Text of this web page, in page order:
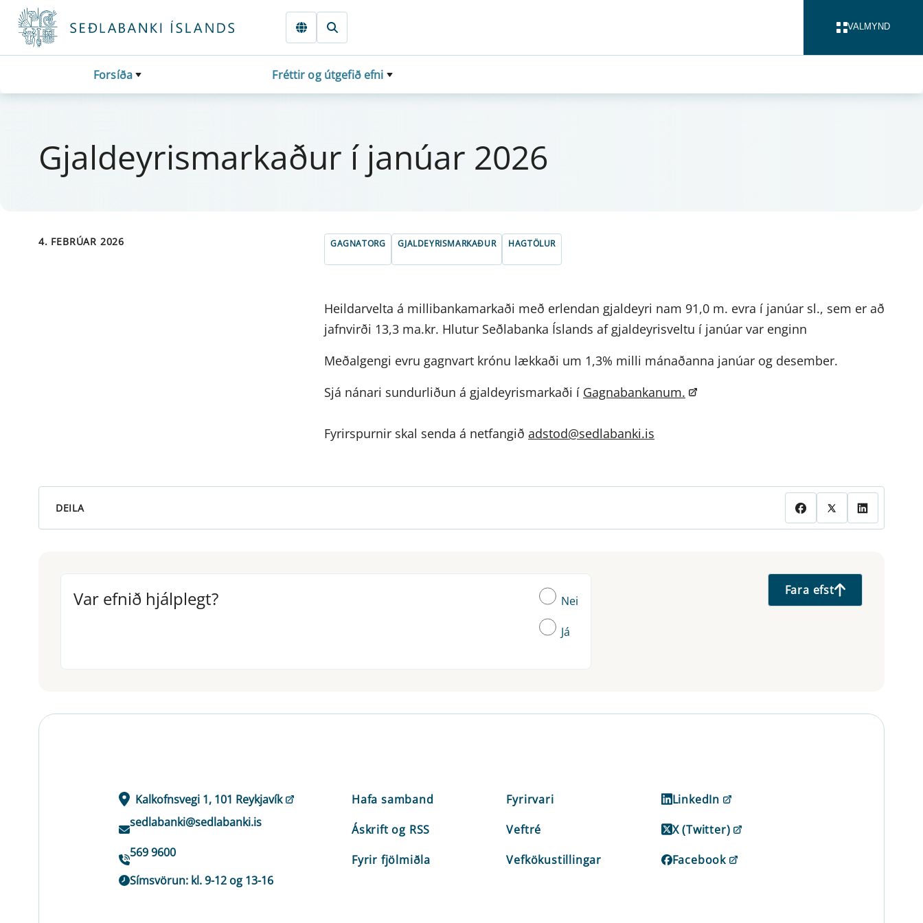
Fara beint í Meginmál
VALMYND
Forsíða Fréttir og útgefið efni
Gjal­dey­r­is­markaður í janú­ar 2026
4. FEBRÚAR 2026 GAGNATORG GJALDEYRISMARKAÐUR HAGTÖLUR
Heildarvelta á millibankamarkaði með erlendan gjaldeyri nam 91,0 m. evra í janúar sl., sem er að
jafnvirði 13,3 ma.kr. Hlutur Seðlabanka Íslands af gjaldeyrisveltu í janúar var enginn
Meðalgengi evru gagnvart krónu lækkaði um 1,3% milli mánaðanna janúar og desember.
Sjá nánari sundurliðun á gjaldeyrismarkaði í Gagnabankanum.
Fyrirspurnir skal senda á netfangið adstod@sedlabanki.is
DEILA
Var efnið hjálplegt?
Var efnið hjálplegt? Nei
Já
Fara efst
Kalkofnsvegi 1, 101 Reykjavík
sedlabanki@sedlabanki.is
569 9600
Símsvörun: kl. 9-12 og 13-16
Hafa samband
Áskrift og RSS
Fyrir fjölmiðla
Fyrirvari
Veftré
Vefkökustillingar
LinkedIn
X (Twitter)
Facebook